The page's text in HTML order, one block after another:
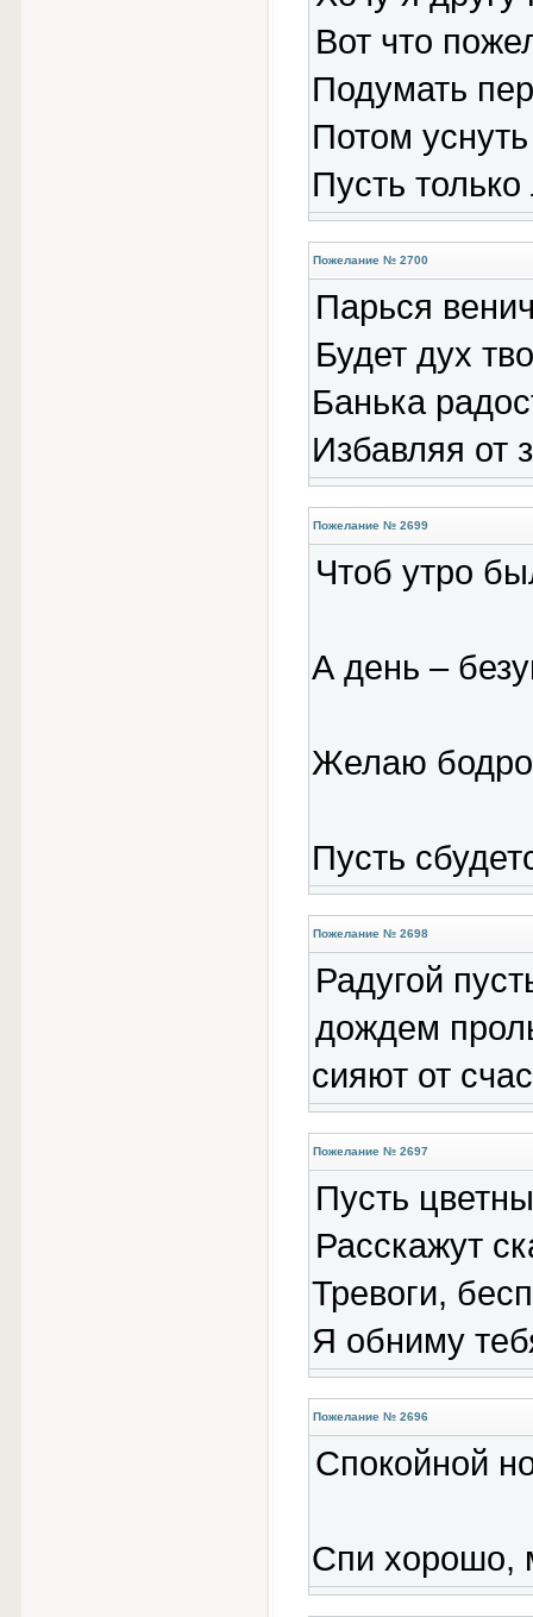
Вот что
Подумать
Потом
Пусть
Пожелание № 2700
Парься
Будет дух
Банька
Избавляя от
Пожелание № 2699
Чтоб утро
А день –
Желаю
Пусть
Пожелание № 2698
Радугой
дождем
сияют от
Пожелание № 2697
Пусть
Расскажут
Тревоги,
Я обниму
Пожелание № 2696
Спокойной
Спи хорошо,